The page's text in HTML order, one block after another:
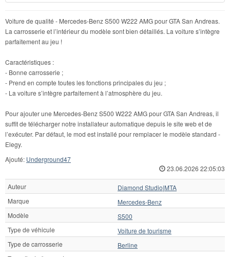
Voiture de qualité - Mercedes-Benz S500 W222 AMG pour GTA San Andreas.
La carrosserie et l’intérieur du modèle sont bien détaillés. La voiture s’intègre
parfaitement au jeu !
Caractéristiques :
- Bonne carrosserie ;
- Prend en compte toutes les fonctions principales du jeu ;
- La voiture s’intègre parfaitement à l’atmosphère du jeu.
Pour ajouter une Mercedes-Benz S500 W222 AMG pour GTA San Andreas, il
suffit de télécharger notre installateur automatique depuis le site web et de
l’exécuter. Par défaut, le mod est installé pour remplacer le modèle standard -
Elegy.
Ajouté: Underground47
23.06.2026 22:05:03
Auteur
Diamond Studio|MTA
Marque
Mercedes-Benz
Modèle
S500
Type de véhicule
Voiture de tourisme
Type de carrosserie
Berline